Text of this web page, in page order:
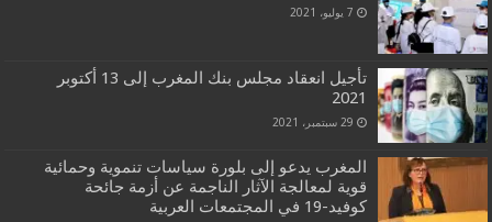
7 يوليو، 2021
تأجيل انعقاد مجلس بنك المغرب إلى 13 أكتوبر
2021
29 سبتمبر، 2021
المغرب يدعو إلى بلورة سياسات تنموية وحمائية
قوية لمعالجة الآثار الناجمة عن أزمة جائحة
كوفيد-19 في المجتمعات العربية